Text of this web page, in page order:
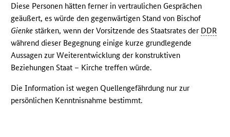
Diese Personen hätten ferner in vertraulichen Gesprächen
geäußert, es würde den gegenwärtigen Stand von Bischof
Gienke stärken, wenn der Vorsitzende des Staatsrates der DDR
während dieser Begegnung einige kurze grundlegende
Aussagen zur Weiterentwicklung der konstruktiven
Beziehungen Staat – Kirche treffen würde.
Die Information ist wegen Quellengefährdung nur zur
persönlichen Kenntnisnahme bestimmt.